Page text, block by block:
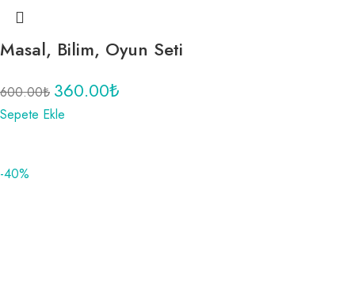
Masal, Bilim, Oyun Seti
600.00₺ 360.00₺
Sepete Ekle
-40%